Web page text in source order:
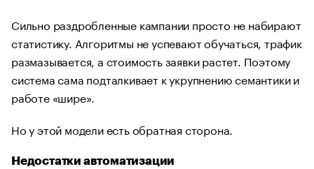
Сильно раздробленные кампании просто не набирают
статистику. Алгоритмы не успевают обучаться, трафик
размазывается, а стоимость заявки растет. Поэтому
система сама подталкивает к укрупнению семантики и
работе «шире».
Но у этой модели есть обратная сторона.
Недостатки автоматизации